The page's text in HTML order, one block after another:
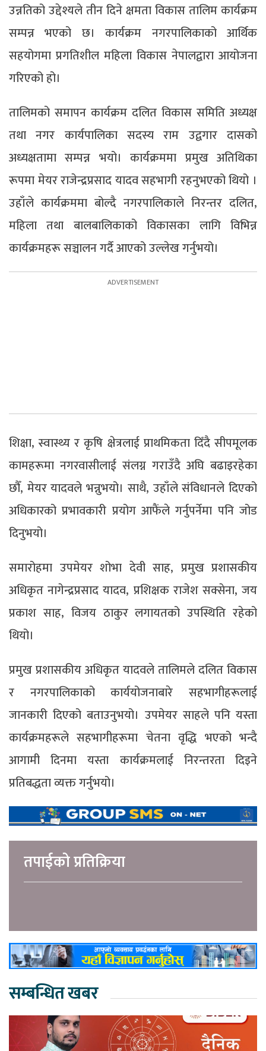
उन्नतिको उद्देश्यले तीन दिने क्षमता विकास तालिम कार्यक्रम
सम्पन्न भएको छ। कार्यक्रम नगरपालिकाको आर्थिक
सहयोगमा प्रगतिशील महिला विकास नेपालद्वारा आयोजना
गरिएको हो।
तालिमको समापन कार्यक्रम दलित विकास समिति अध्यक्ष
तथा नगर कार्यपालिका सदस्य राम उद्वगार दासको
अध्यक्षतामा सम्पन्न भयो। कार्यक्रममा प्रमुख अतिथिका
रूपमा मेयर राजेन्द्रप्रसाद यादव सहभागी रहनुभएको थियो ।
उहाँले कार्यक्रममा बोल्दै नगरपालिकाले निरन्तर दलित,
महिला तथा बालबालिकाको विकासका लागि विभिन्न
कार्यक्रमहरू सञ्चालन गर्दै आएको उल्लेख गर्नुभयो।
शिक्षा, स्वास्थ्य र कृषि क्षेत्रलाई प्राथमिकता दिँदै सीपमूलक
कामहरूमा नगरवासीलाई संलग्न गराउँदै अघि बढाइरहेका
छौँ, मेयर यादवले भन्नुभयो। साथै, उहाँले संविधानले दिएको
अधिकारको प्रभावकारी प्रयोग आफैंले गर्नुपर्नेमा पनि जोड
दिनुभयो।
समारोहमा उपमेयर शोभा देवी साह, प्रमुख प्रशासकीय
अधिकृत नागेन्द्रप्रसाद यादव, प्रशिक्षक राजेश सक्सेना, जय
प्रकाश साह, विजय ठाकुर लगायतको उपस्थिति रहेको
थियो।
प्रमुख प्रशासकीय अधिकृत यादवले तालिमले दलित विकास
र नगरपालिकाको कार्ययोजनाबारे सहभागीहरूलाई
जानकारी दिएको बताउनुभयो। उपमेयर साहले पनि यस्ता
कार्यक्रमहरूले सहभागीहरूमा चेतना वृद्धि भएको भन्दै
आगामी दिनमा यस्ता कार्यक्रमलाई निरन्तरता दिइने
प्रतिबद्धता व्यक्त गर्नुभयो।
तपाईको प्रतिक्रिया
सम्बन्धित खबर